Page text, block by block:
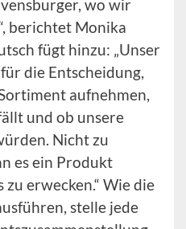
wo wir
berichtet Monika
fügt hinzu: „Unser
die Entscheidung,
aufnehmen,
und ob unsere
Nicht zu
es ein Produkt
erwecken.“ Wie die
stelle jede